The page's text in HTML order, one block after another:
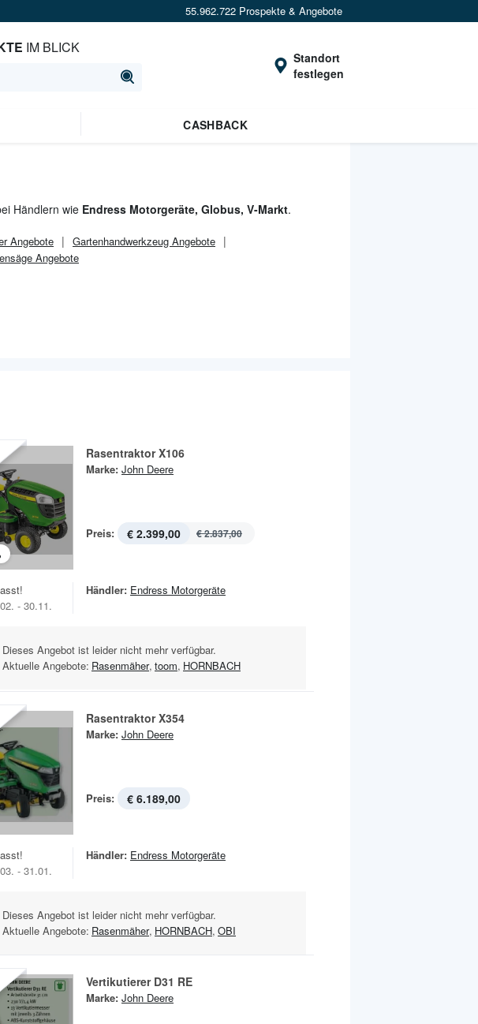
55.962.722 Prospekte & Angebote
IM BLICK
Standort
festlegen
CASHBACK
Händlern wie Endress Motorgeräte, Globus, V-Markt.
Angebote
Gartenhandwerkzeug Angebote
Angebote
Rasentraktor X106
Marke: John Deere
Preis: € 2.399,00 € 2.837,00
- 30.11.
Händler: Endress Motorgeräte
Dieses Angebot ist leider nicht mehr verfügbar.
Aktuelle Angebote: Rasenmäher, toom, HORNBACH
Rasentraktor X354
Marke: John Deere
Preis: € 6.189,00
- 31.01.
Händler: Endress Motorgeräte
Dieses Angebot ist leider nicht mehr verfügbar.
Aktuelle Angebote: Rasenmäher, HORNBACH, OBI
Vertikutierer D31 RE
Marke: John Deere